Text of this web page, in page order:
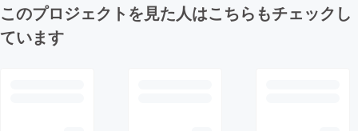
このプロジェクトを見た人はこちらもチェックし
ています